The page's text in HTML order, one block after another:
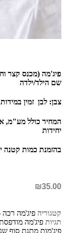
פיג'מה (מכנס קצר
שם הילד/ילדה
צבן: לבן זמין במידות 2/4/6 – ומתאים עד גיל 3-4 שנים.
יחידות
בהזמנת כמות קטנה
₪35.00
קטגוריה פיג'מה רכה 35 שח
תגיות פיג'מה מודפסת
פיג'מות מתנת סוף